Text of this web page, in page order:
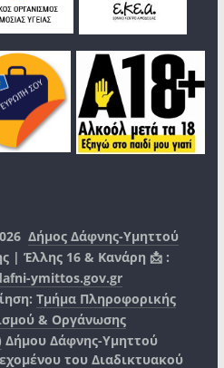
Δήμος Δάφνης-Υμηττού
| Έλλης 16 & Κανάρη 📩 :
ymittos.gov.gr
Τμήμα Πληροφορικής
& Οργάνωσης
Δήμου Δάφνης-Υμηττού
του Διαδικτυακού